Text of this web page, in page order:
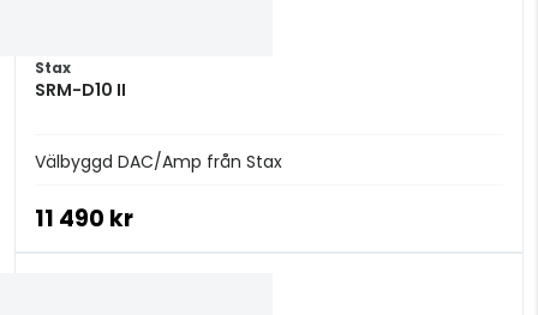
Stax
SRM-D10 II
Välbyggd DAC/Amp från Stax
11 490 kr